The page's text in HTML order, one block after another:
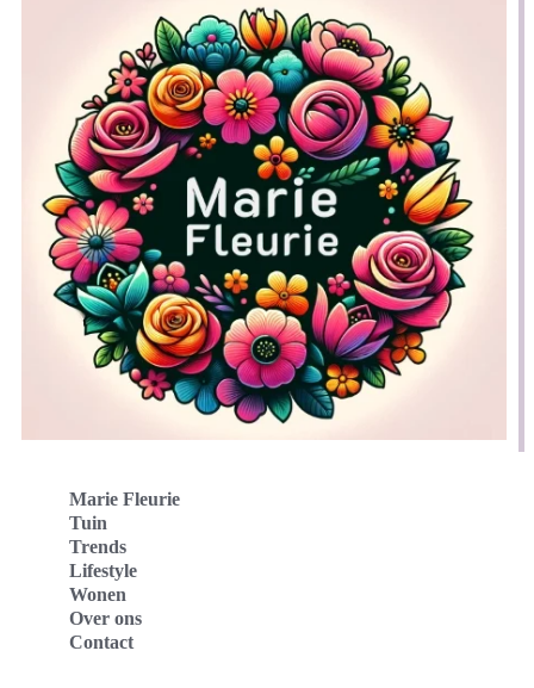
Marie Fleurie
Tuin
Trends
Lifestyle
Wonen
Over ons
Contact